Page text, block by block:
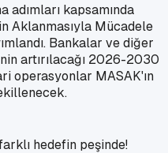
kapsamında
Aklanmasıyla Mücadele
Bankalar ve diğer
artırılacağı 2026-2030
operasyonlar MASAK'ın